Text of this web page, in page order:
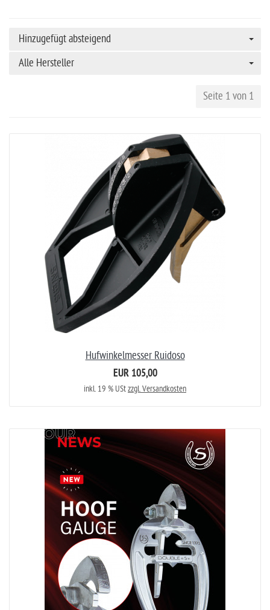
Hinzugefügt absteigend
Alle Hersteller
Seite 1 von 1
Hufwinkelmesser Ruidoso
EUR 105,00
inkl. 19 % UStzzgl. Versandkosten